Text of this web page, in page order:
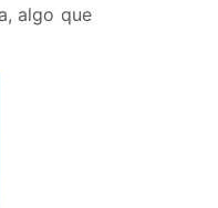
algo que